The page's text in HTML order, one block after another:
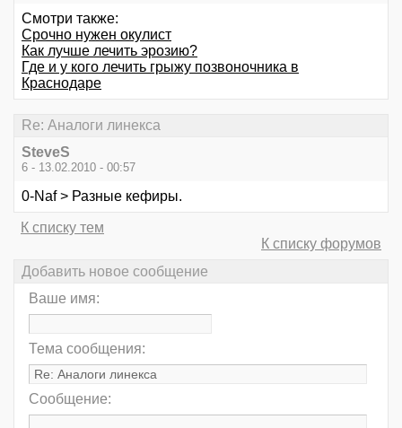
Смотри также:
Срочно нужен окулист
Как лучше лечить эрозию?
Где и у кого лечить грыжу позвоночника в
Краснодаре
Re: Аналоги линекса
SteveS
6 - 13.02.2010 - 00:57
0-Naf > Разные кефиры.
К списку тем
К списку форумов
Добавить новое сообщение
Ваше имя:
Тема сообщения:
Сообщение: